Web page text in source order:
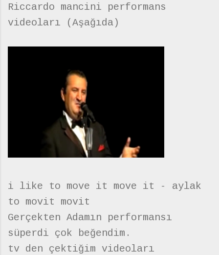
Riccardo mancini performans
videoları (Aşağıda)
i like to move it move it - aylak
to movit movit
Gerçekten Adamın performansı
süperdi çok beğendim.
tv den çektiğim videoları